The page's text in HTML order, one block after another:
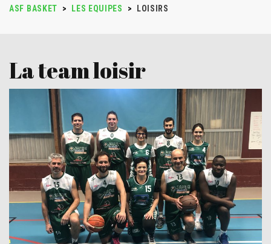
ASF BASKET > LES EQUIPES > LOISIRS
La team loisir